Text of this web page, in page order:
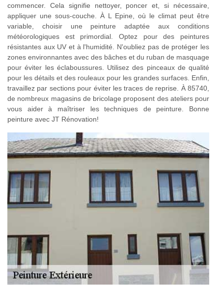
commencer. Cela signifie nettoyer, poncer et, si nécessaire,
appliquer une sous-couche. À L Epine, où le climat peut être
variable, choisir une peinture adaptée aux conditions
météorologiques est primordial. Optez pour des peintures
résistantes aux UV et à l'humidité. N'oubliez pas de protéger les
zones environnantes avec des bâches et du ruban de masquage
pour éviter les éclaboussures. Utilisez des pinceaux de qualité
pour les détails et des rouleaux pour les grandes surfaces. Enfin,
travaillez par sections pour éviter les traces de reprise. À 85740,
de nombreux magasins de bricolage proposent des ateliers pour
vous aider à maîtriser les techniques de peinture. Bonne
peinture avec JT Rénovation!